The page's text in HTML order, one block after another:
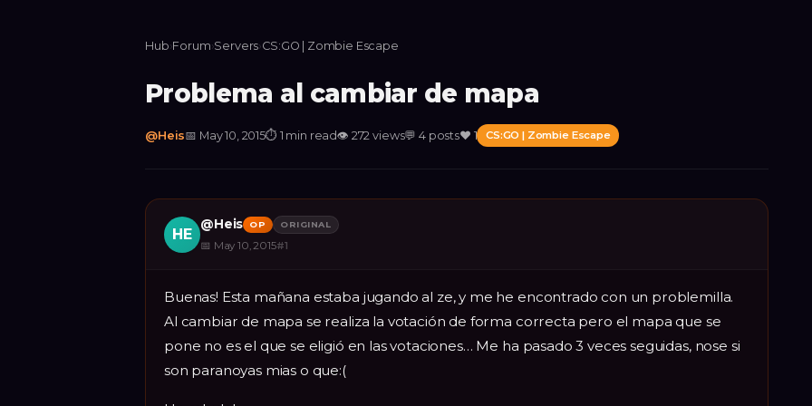
Hub›Forum›Servers›CS:GO | Zombie Escape
Problema al cambiar de mapa
@Heis📅 May 10, 2015⏱ 1 min read👁 272 views💬4 posts❤️ 1 CS:GO | Zombie Escape
HE
@Heis OP ORIGINAL
📅 May 10, 2015#1
Buenas! Esta mañana estaba jugando al ze, y me he encontrado con un problemilla.
Al cambiar de mapa se realiza la votación de forma correcta pero el mapa que se
pone no es el que se eligió en las votaciones… Me ha pasado 3 veces seguidas, nose si
son paranoyas mias o que:(